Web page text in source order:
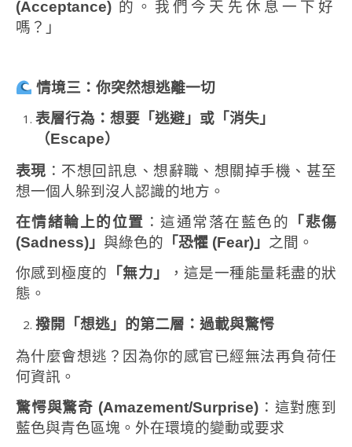
(Acceptance) 的。我們今天先休息一下好
嗎？」
情境三：你突然想逃離一切
表層行為：想要「逃避」或「消失」
（Escape）
表現 ：不想回訊息、想辭職、想關掉手機、甚至
想一個人躲到沒人認識的地方。
在情緒輪上的位置 ：這通常落在藍色的 「悲傷
(Sadness) 」 與綠色的 「恐懼 (Fear) 」 之間。
你感到極度的 「無力」
，這是一種能量耗盡的狀
態。
撥開「想逃」的第二層：過載與驚愕
為什麼會想逃？因為你的感官已經無法再負荷任
何資訊。
驚愕與驚奇 (Amazement/Surprise)：這對應到
藍色與青色區塊。外在環境的變動或要求